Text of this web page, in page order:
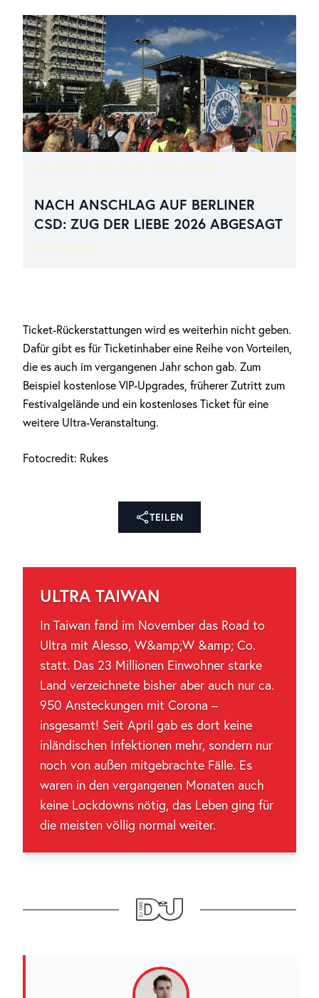
DAS KÖNNTE DICH AUCH INTERESSIEREN
NACH ANSCHLAG AUF BERLINER
CSD: ZUG DER LIEBE 2026 ABGESAGT
WEITERLESEN
Ticket-Rückerstattungen wird es weiterhin nicht geben.
Dafür gibt es für Ticketinhaber eine Reihe von Vorteilen,
die es auch im vergangenen Jahr schon gab. Zum
Beispiel kostenlose VIP-Upgrades, früherer Zutritt zum
Festivalgelände und ein kostenloses Ticket für eine
weitere Ultra-Veranstaltung.
Fotocredit: Rukes
TEILEN
ULTRA TAIWAN
In Taiwan fand im November das Road to
Ultra mit Alesso, W&amp;W &amp; Co.
statt. Das 23 Millionen Einwohner starke
Land verzeichnete bisher aber auch nur ca.
950 Ansteckungen mit Corona –
insgesamt! Seit April gab es dort keine
inländischen Infektionen mehr, sondern nur
noch von außen mitgebrachte Fälle. Es
waren in den vergangenen Monaten auch
keine Lockdowns nötig, das Leben ging für
die meisten völlig normal weiter.